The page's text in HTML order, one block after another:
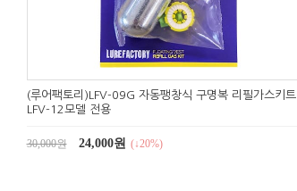
(루어팩토리)LFV-09G 자동팽창식 구명복 리필가스키트
LFV-12모델 전용
30,000원 24,000원 (↓20%)